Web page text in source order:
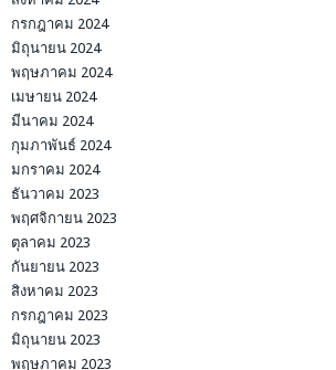
กรกฎาคม 2024
มิถุนายน 2024
พฤษภาคม 2024
เมษายน 2024
มีนาคม 2024
กุมภาพันธ์ 2024
มกราคม 2024
ธันวาคม 2023
พฤศจิกายน 2023
ตุลาคม 2023
กันยายน 2023
สิงหาคม 2023
กรกฎาคม 2023
มิถุนายน 2023
พฤษภาคม 2023